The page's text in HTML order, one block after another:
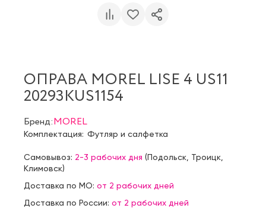
ОПРАВА MOREL LISE 4 US11
20293KUS1154
Бренд:MOREL
Комплектация: Футляр и салфетка
Самовывоз: 2-3 рабочих дня (Подольск Троицк
Климовск)
Доставка по МО: от 2 рабочих дней
Доставка по России: от 2 рабочих дней